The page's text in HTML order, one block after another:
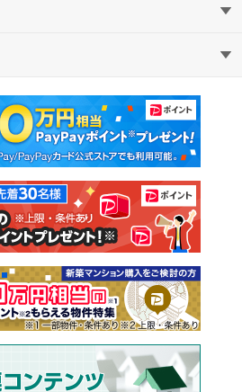
中古マンション
中古一戸建て
土地
教えて！住まいの先生